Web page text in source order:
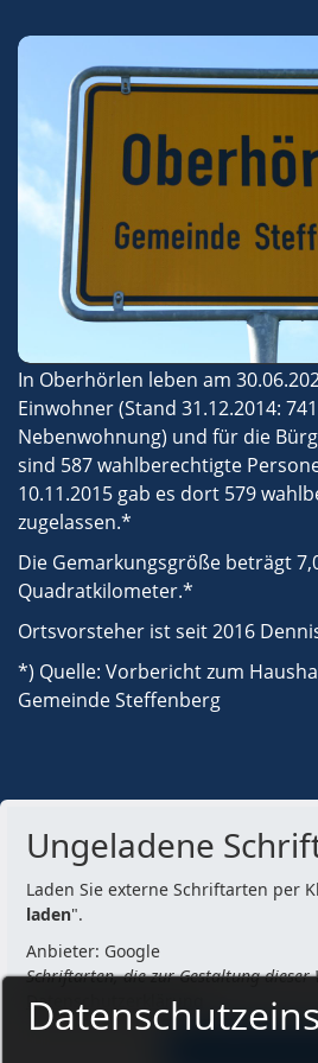
In Oberhörlen leben am
Einwohner (Stand 31.12.2014:
Nebenwohnung) und für die
sind 587 wahlberechtigte
10.11.2015 gab es dort 579
zugelassen.*
Die Gemarkungsgröße beträgt
Quadratkilometer.*
Ortsvorsteher ist seit 2016
*) Quelle: Vorbericht zum
Gemeinde Steffenberg
Ungeladene
Laden Sie externe Schriftarten per
laden".
Anbieter: Google
Schriftarten, die zur Gestaltung dieser
Datenschutzerklärung